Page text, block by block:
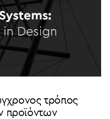
τρόπος
προϊόντων